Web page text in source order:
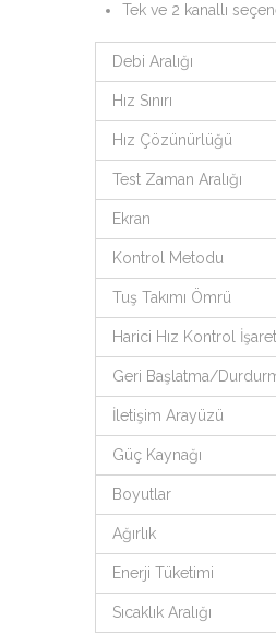
Tek ve 2 kanallı
Debi Aralığı
Hız Sınırı
Hız Çözünürlüğü
Test Zaman Aralığı
Ekran
Kontrol Metodu
Tuş Takımı Ömrü
Harici Hız Kontrol
Geri Başlatma/
İletişim Arayüzü
Güç Kaynağı
Boyutlar
Ağırlık
Enerji Tüketimi
Sıcaklık Aralığı